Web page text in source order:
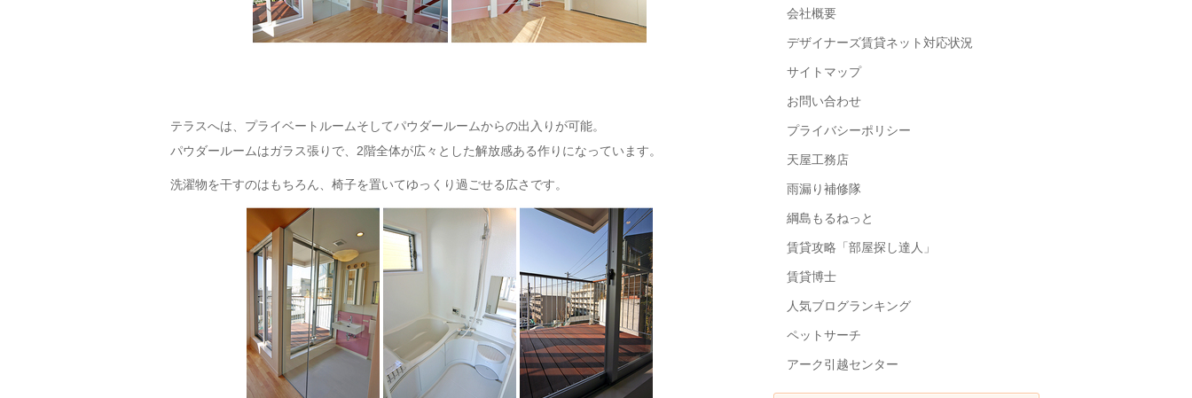
テラスへは、プライベートルームそしてパウダールームからの出入りが可能。
パウダールームはガラス張りで、2階全体が広々とした解放感ある作りになっています。
洗濯物を干すのはもちろん、椅子を置いてゆっくり過ごせる広さです。
会社概要
デザイナーズ賃貸ネット対応状況
サイトマップ
お問い合わせ
プライバシーポリシー
天屋工務店
雨漏り補修隊
綱島もるねっと
賃貸攻略「部屋探し達人」
賃貸博士
人気ブログランキング
ペットサーチ
アーク引越センター